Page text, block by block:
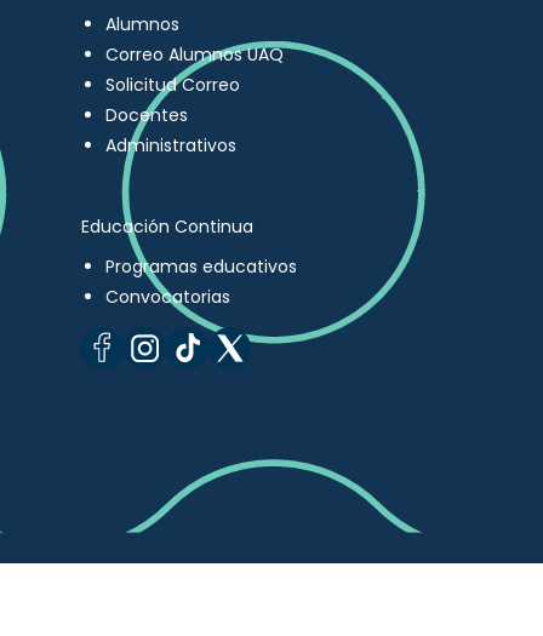
Alumnos
Correo Alumnos UAQ
Solicitud Correo
Docentes
Administrativos
Educación Continua
Programas educativos
Convocatorias